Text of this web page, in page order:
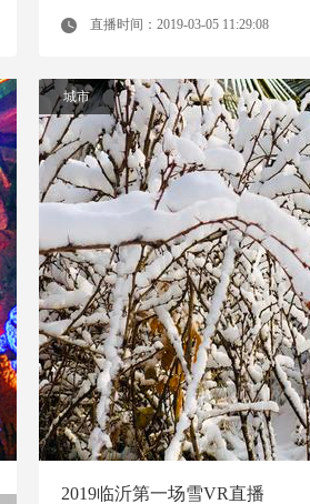
直播时间：2019-03-05 11:29:08
城市
2019临沂第一场雪VR直播